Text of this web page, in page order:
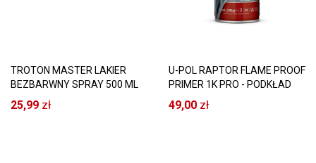
TROTON MASTER LAKIER
BEZBARWNY SPRAY 500 ML
AKRYLOWY
25,99 zł
U-POL RAPTOR FLAME PROOF
PRIMER 1K PRO - PODKŁAD
DO KOLEKTORÓW
WYDECHOWYCH SPRAY
49,00 zł